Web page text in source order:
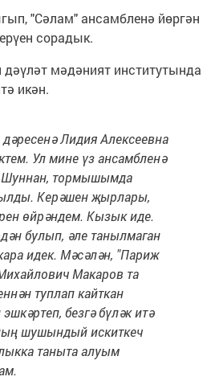
"Сәлам" ансамбленә йөргән
сорадык.
мәдәният институтында
икән.
дәресенә Лидия Алексеевна
Ул мине үз ансамбленә
тормышымда
Керәшен җырлары,
өйрәндем. Кызык иде.
булып, әле танылмаган
идек. Мәсәлән, "Париж
Макаров та
туплап кайткан
безгә бүләк итә
шушындый искиткеч
таныта алуым